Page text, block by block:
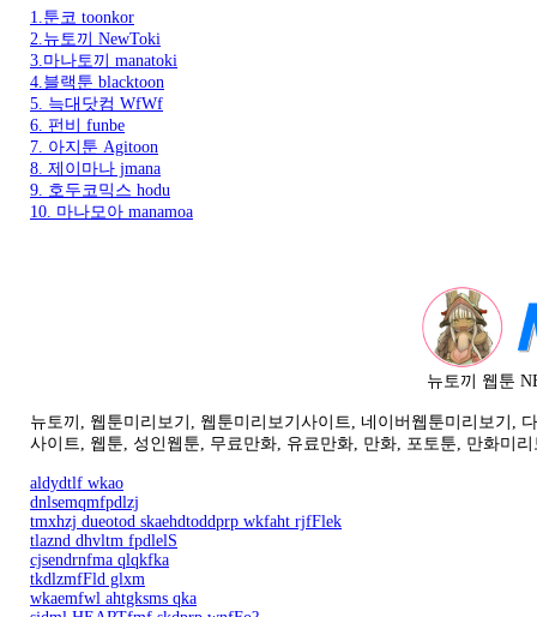
1.툰코 toonkor
2.뉴토끼 NewToki
3.마나토끼 manatoki
4.블랙툰 blacktoon
5. 늑대닷컴 WfWf
6. 펀비 funbe
7. 아지툰 Agitoon
8. 제이마나 jmana
9. 호두코믹스 hodu
10. 마나모아 manamoa
뉴토끼 웹툰
뉴토끼, 웹툰미리보기, 웹툰미리보기사이트, 네이버웹툰미리보기,
사이트, 웹툰, 성인웹툰, 무료만화, 유료만화, 만화, 포토툰, 만화미
aldydtlf wkao
dnlsemqmfpdlzj
tmxhzj dueotod skaehdtoddprp wkfaht rjfFlek
tlaznd dhvltm fpdlelS
cjsendrnfma qlqkfka
tkdlzmfFld glxm
wkaemfwl ahtgksms qka